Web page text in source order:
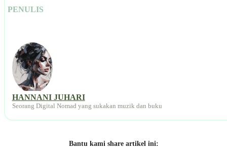
PENULIS
HANNANI JUHARI
Seorang Digital Nomad yang sukakan muzik dan buku
Bantu kami share artikel ini: